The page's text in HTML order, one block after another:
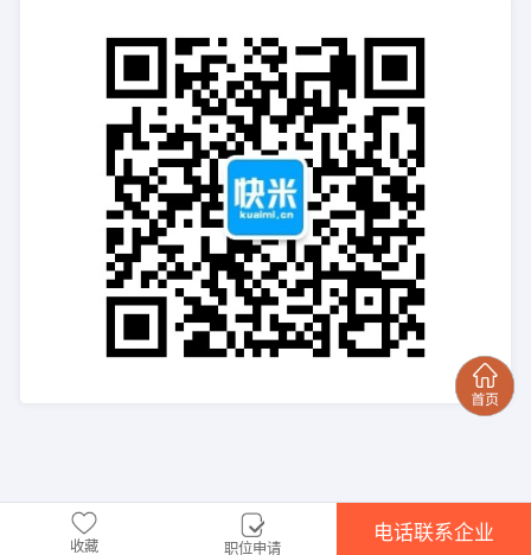
收藏 职位申请
电话联系企业